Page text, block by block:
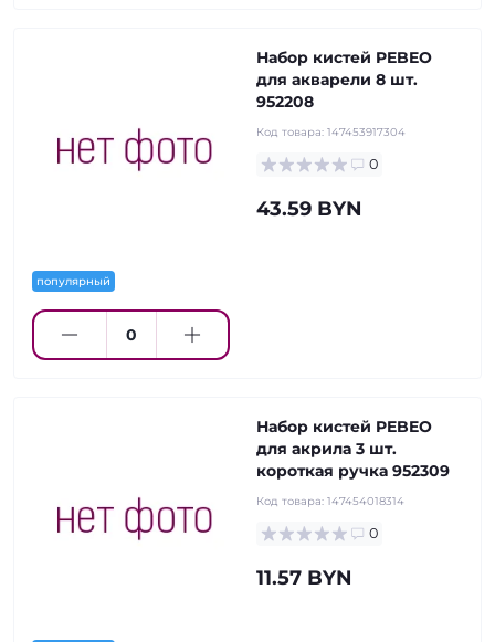
популярный
Набор кистей PEBEO
для акварели 8 шт.
952208
Код товара: 147453917304
0
43.59 BYN
Набор кистей PEBEO
для акрила 3 шт.
короткая ручка 952309
Код товара: 147454018314
0
11.57 BYN